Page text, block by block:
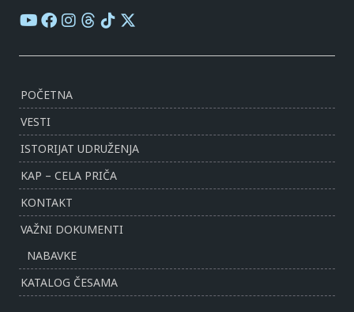
POČETNA
VESTI
ISTORIJAT UDRUŽENJA
KAP – CELA PRIČA
KONTAKT
VAŽNI DOKUMENTI
NABAVKE
KATALOG ČESAMA